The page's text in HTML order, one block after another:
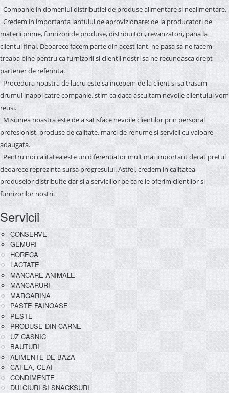
Companie in domeniul distributiei de produse alimentare si nealimentare.
Credem in importanta lantului de aprovizionare: de la producatori de
materii prime, furnizori de produse, distribuitori, revanzatori, pana la
clientul final. Deoarece facem parte din acest lant, ne pasa sa ne facem
treaba bine pentru ca furnizorii si clientii nostri sa ne recunoasca drept
partener de referinta.
Procedura noastra de lucru este sa incepem de la client si sa trasam
drumul inapoi catre companie. stim ca daca ascultam nevoile clientului vom
reusi.
Misiunea noastra este de a satisface nevoile clientilor prin personal
profesionist, produse de calitate, marci de renume si servicii cu valoare
adaugata.
Pentru noi calitatea este un diferentiator mult mai important decat pretul
deoarece reprezinta sursa progresului. Astfel, credem in calitatea
produselor distribuite dar si a serviciilor pe care le oferim clientilor si
furnizorilor nostri.
Servicii
CONSERVE
GEMURI
HORECA
LACTATE
MANCARE ANIMALE
MANCARURI
MARGARINA
PASTE FAINOASE
PESTE
PRODUSE DIN CARNE
UZ CASNIC
BAUTURI
ALIMENTE DE BAZA
CAFEA, CEAI
CONDIMENTE
DULCIURI SI SNACKSURI